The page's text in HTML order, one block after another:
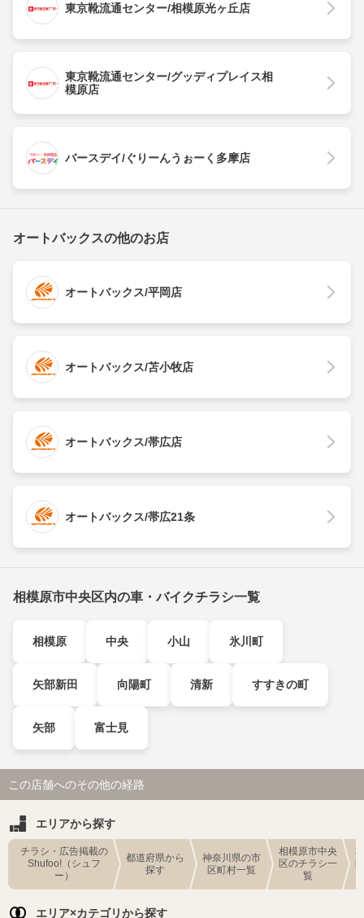
東京靴流通センター/相模原光ヶ丘店
東京靴流通センター/グッディプレイス相
模原店
バースデイ/ぐりーんうぉーく多摩店
オートバックスの他のお店
オートバックス/平岡店
オートバックス/苫小牧店
オートバックス/帯広店
オートバックス/帯広21条
相模原市中央区内の車・バイクチラシ一覧
相模原 中央 小山 氷川町
矢部新田 向陽町 清新 すすきの町
矢部 富士見
この店舗へのその他の経路
エリアから探す
チラシ・広告掲載の
Shufoo!（シュフ
ー）
都道府県から
探す
神奈川県の市
区町村一覧
相模原市中央
区のチラシ一
覧
エリア×カテゴリから探す